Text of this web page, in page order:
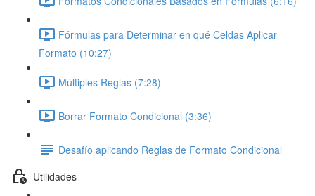
Fórmulas para Determinar en qué Celdas Aplicar
Formato (10:27)
Múltiples Reglas (7:28)
Borrar Formato Condicional (3:36)
Desafío aplicando Reglas de Formato Condicional
Utilidades